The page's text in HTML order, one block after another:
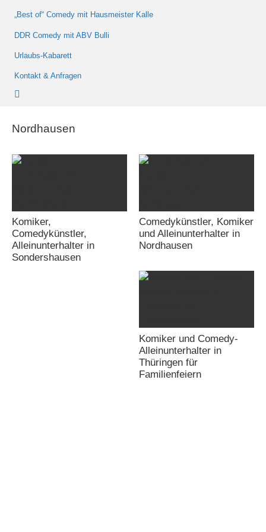
„Best of“ Comedy mit Hausmeister Kalle
DDR Comedy mit ABV Bulli
Urlaubs-Kabarett
Kontakt & Anfragen
Nordhausen
Komiker,
Comedykünstler,
Alleinunterhalter in
Sondershausen
Comedykünstler, Komiker
und Alleinunterhalter in
Nordhausen
Komiker und Comedy-
Alleinunterhalter in
Thüringen für
Familienfeiern